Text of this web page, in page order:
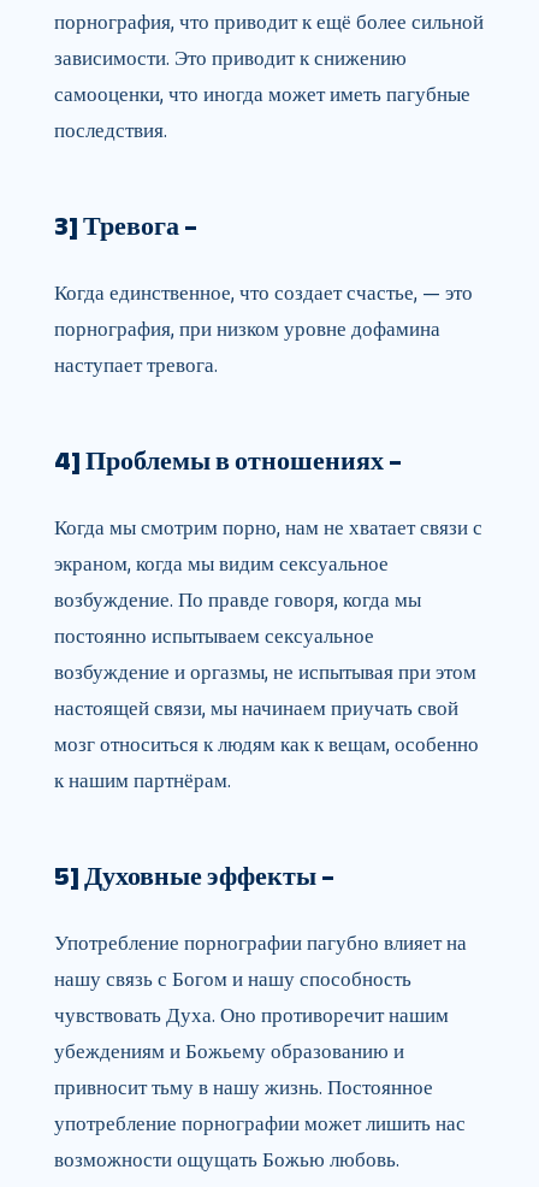
порнография, что приводит к ещё более сильной
зависимости. Это приводит к снижению
самооценки, что иногда может иметь пагубные
последствия.
3] Тревога –
Когда единственное, что создает счастье, — это
порнография, при низком уровне дофамина
наступает тревога.
4] Проблемы в отношениях –
Когда мы смотрим порно, нам не хватает связи с
экраном, когда мы видим сексуальное
возбуждение. По правде говоря, когда мы
постоянно испытываем сексуальное
возбуждение и оргазмы, не испытывая при этом
настоящей связи, мы начинаем приучать свой
мозг относиться к людям как к вещам, особенно
к нашим партнёрам.
5] Духовные эффекты –
Употребление порнографии пагубно влияет на
нашу связь с Богом и нашу способность
чувствовать Духа. Оно противоречит нашим
убеждениям и Божьему образованию и
привносит тьму в нашу жизнь. Постоянное
употребление порнографии может лишить нас
возможности ощущать Божью любовь.